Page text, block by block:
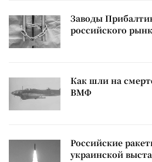
Заводы
российского
Как шли на
ВМФ
Российские
украинской